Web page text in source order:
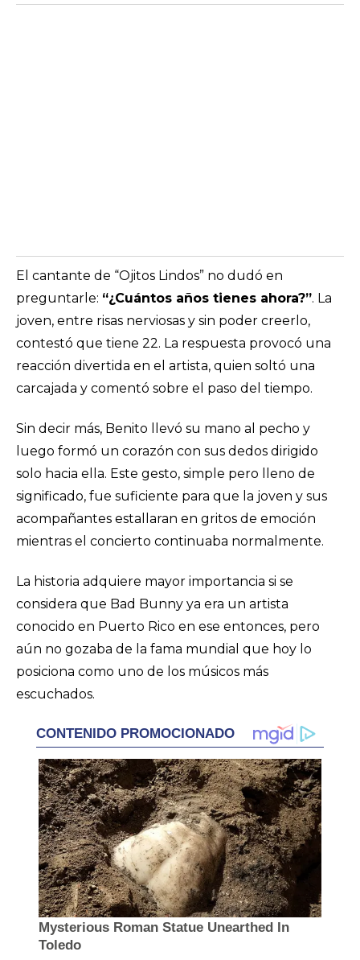
El cantante de “Ojitos Lindos” no dudó en
preguntarle: “¿Cuántos años tienes ahora?”. La
joven, entre risas nerviosas y sin poder creerlo,
contestó que tiene 22. La respuesta provocó una
reacción divertida en el artista, quien soltó una
carcajada y comentó sobre el paso del tiempo.
Sin decir más, Benito llevó su mano al pecho y
luego formó un corazón con sus dedos dirigido
solo hacia ella. Este gesto, simple pero lleno de
significado, fue suficiente para que la joven y sus
acompañantes estallaran en gritos de emoción
mientras el concierto continuaba normalmente.
La historia adquiere mayor importancia si se
considera que Bad Bunny ya era un artista
conocido en Puerto Rico en ese entonces, pero
aún no gozaba de la fama mundial que hoy lo
posiciona como uno de los músicos más
escuchados.